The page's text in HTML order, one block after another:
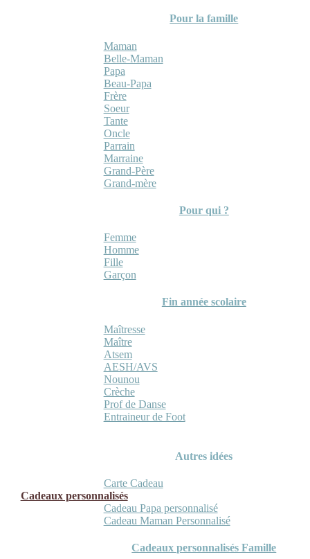
Pour la famille
Maman
Belle-Maman
Papa
Beau-Papa
Frère
Soeur
Tante
Oncle
Parrain
Marraine
Grand-Père
Grand-mère
Pour qui ?
Femme
Homme
Fille
Garçon
Fin année scolaire
Maîtresse
Maître
Atsem
AESH/AVS
Nounou
Crèche
Prof de Danse
Entraineur de Foot
Autres idées
Carte Cadeau
Cadeaux personnalisés
Cadeau Papa personnalisé
Cadeau Maman Personnalisé
Cadeaux personnalisés Famille